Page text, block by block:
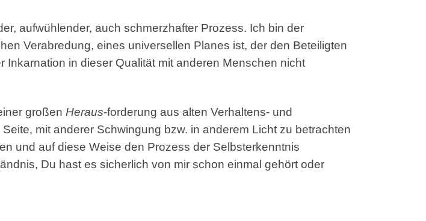
aufwühlender, auch schmerzhafter Prozess. Ich bin der
Verabredung, eines universellen Planes ist, der den Beteiligten
in dieser Qualität mit anderen Menschen nicht
großen Heraus-forderung aus alten Verhaltens- und
mit anderer Schwingung bzw. in anderem Licht zu betrachten
und auf diese Weise den Prozess der Selbsterkenntnis
Du hast es sicherlich von mir schon einmal gehört oder